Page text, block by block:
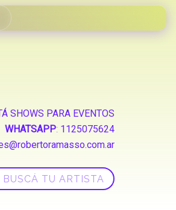
SHOWS PARA EVENTOS
WHATSAPP: 1125075624